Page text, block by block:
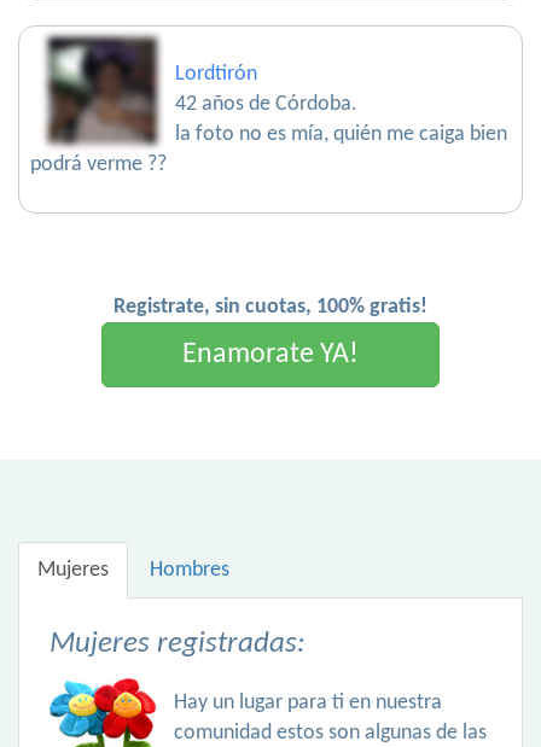
Lordtirón
42 años de Córdoba.
la foto no es mía, quién me caiga bien
podrá verme ??
Registrate, sin cuotas, 100% gratis!
Enamorate YA!
Mujeres Hombres
Mujeres registradas:
Hay un lugar para ti en nuestra
comunidad estos son algunas de las